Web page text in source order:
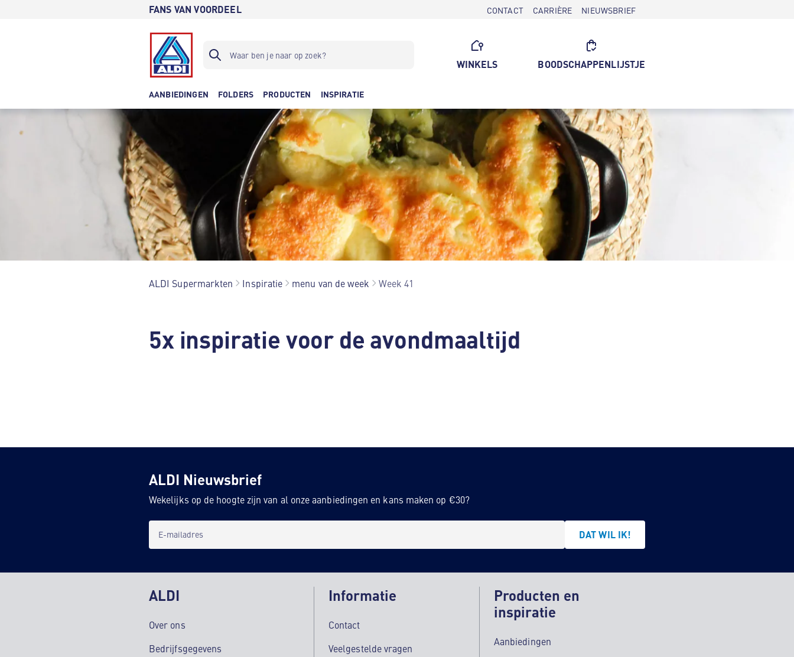
FANS VAN VOORDEEL CONTACT CARRIÈRE NIEUWSBRIEF
WINKELS BOODSCHAPPENLIJSTJE
AANBIEDINGEN FOLDERS PRODUCTEN INSPIRATIE
ALDI Supermarkten Inspiratie menu van de week Week 41
5x inspiratie voor de avondmaaltijd
ALDI Nieuwsbrief
Wekelijks op de hoogte zijn van al onze aanbiedingen en kans maken op €30?
E-mailadres DAT WIL IK!
ALDI
Over ons
Bedrijfsgegevens
Informatie
Contact
Veelgestelde vragen
Producten en
inspiratie
Aanbiedingen